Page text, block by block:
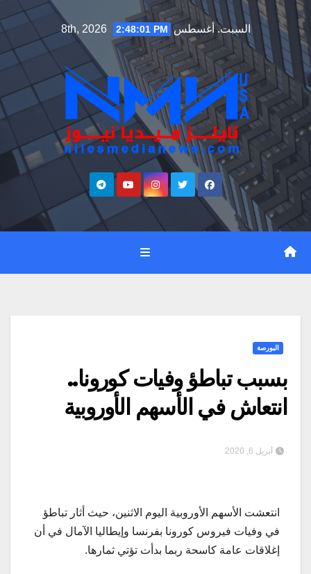
Skip
to
content
السبت. أغسطس 8th, 2026 2:48:02 PM
البورصة
بسبب تباطؤ وفيات كورونا..
انتعاش في الأسهم الأوروبية
أبريل 6, 2020
انتعشت الأسهم الأوروبية اليوم الاثنين، حيث أثار تباطؤ
في وفيات فيروس كورونا بفرنسا وإيطاليا الآمال في أن
إغلاقات عامة كاسحة ربما بدأت تؤتي ثمارها.